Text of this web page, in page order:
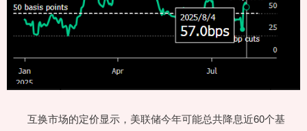
互换市场的定价显示，美联储今年可能总共降息近60个基